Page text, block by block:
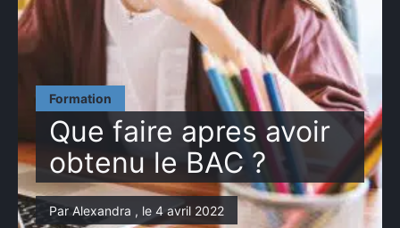
Formation
Que faire apres avoir
obtenu le BAC ?
Par Alexandra , le 4 avril 2022